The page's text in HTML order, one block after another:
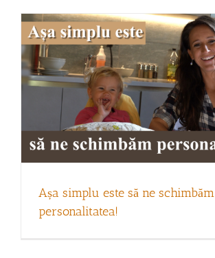
Așa simplu este să ne schimbăm
personalitatea!
A rămâne perseverent